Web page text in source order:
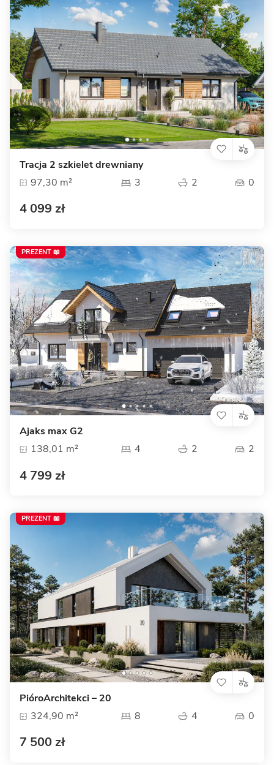
Tracja 2 szkielet drewniany
97,30 m²
3 2 0
4 099 zł
Ajaks max G2
138,01 m²
4 2 2
4 799 zł
PREZENT 📖
PióroArchitekci – 20
324,90 m²
8 4 0
7 500 zł
PREZENT 📖